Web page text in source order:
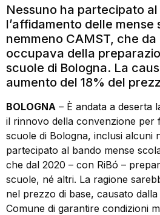
Nessuno ha partecipato
l’affidamento delle mense
nemmeno CAMST, che da
occupava della
scuole di Bologna. La
aumento del 18% del
BOLOGNA – È andata a deserta
il rinnovo della convenzione per
scuole di Bologna, inclusi alcuni
partecipato al bando mense
che dal 2020 – con RiBó –
scuole, né altri. La ragione
nel prezzo di base, causato
Comune di garantire condizioni